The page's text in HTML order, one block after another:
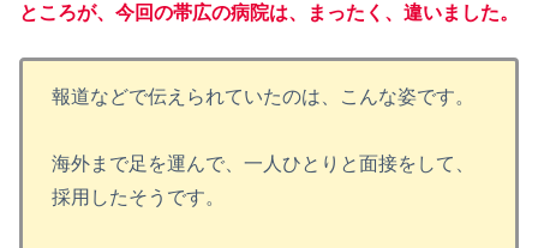
ところが、今回の帯広の病院は、まったく、違いました。
報道などで伝えられていたのは、こんな姿です。
海外まで足を運んで、一人ひとりと面接をして、
採用したそうです。